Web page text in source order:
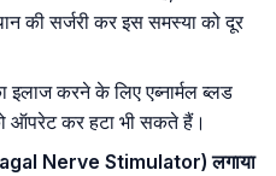
की सर्जरी कर इस समस्या को दूर
इलाज करने के लिए एब्नार्मल ब्लड
ऑपरेट कर हटा भी सकते हैं।
Nerve Stimulator) लगाया